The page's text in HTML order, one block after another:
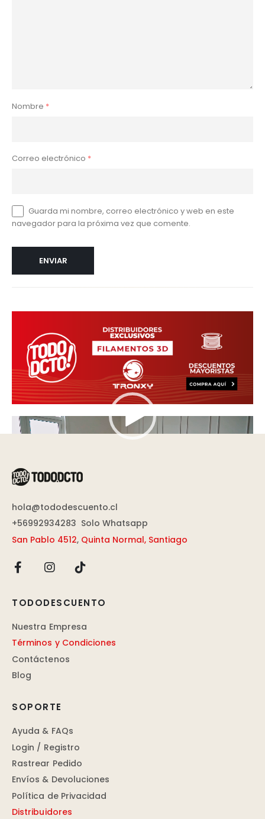
Nombre *
Correo electrónico *
Guarda mi nombre, correo electrónico y web en este
navegador para la próxima vez que comente.
Reproductor
de
hola@tododescuento.cl
+56992934283 Solo Whatsapp
San Pablo 4512, Quinta Normal, Santiago
TODODESCUENTO
Nuestra Empresa
Términos y Condiciones
Contáctenos
Blog
SOPORTE
Ayuda & FAQs
Login / Registro
Rastrear Pedido
Envíos & Devoluciones
Política de Privacidad
Distribuidores